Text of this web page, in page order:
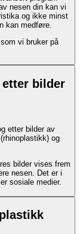
nesen din kan vi
og ikke minst
kan medføre.
som vi bruker på
bilder
etter bilder av
og
bilder vises frem
nesen. Det er i
sosiale medier.